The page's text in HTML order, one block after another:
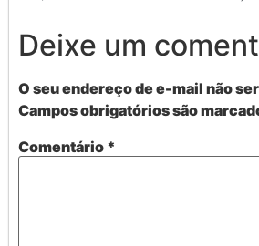
Deixe um
O seu endereço de e-mail não
Campos obrigatórios são
Comentário *